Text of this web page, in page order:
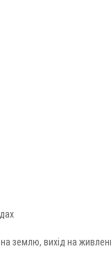
землю, вихід на